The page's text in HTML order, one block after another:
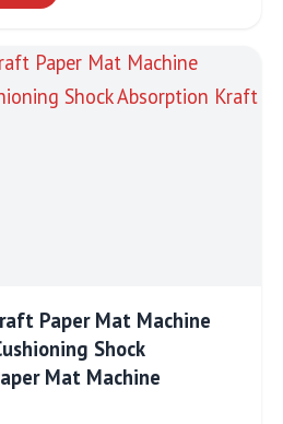
Paper Mat Machine
Shock
Mat Machine